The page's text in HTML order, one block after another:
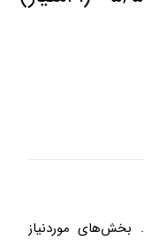
بخش‌های موردنیاز